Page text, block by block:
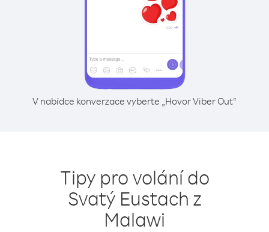
V nabídce konverzace vyberte „Hovor Viber Out“
Tipy pro volání do
Svatý Eustach z
Malawi